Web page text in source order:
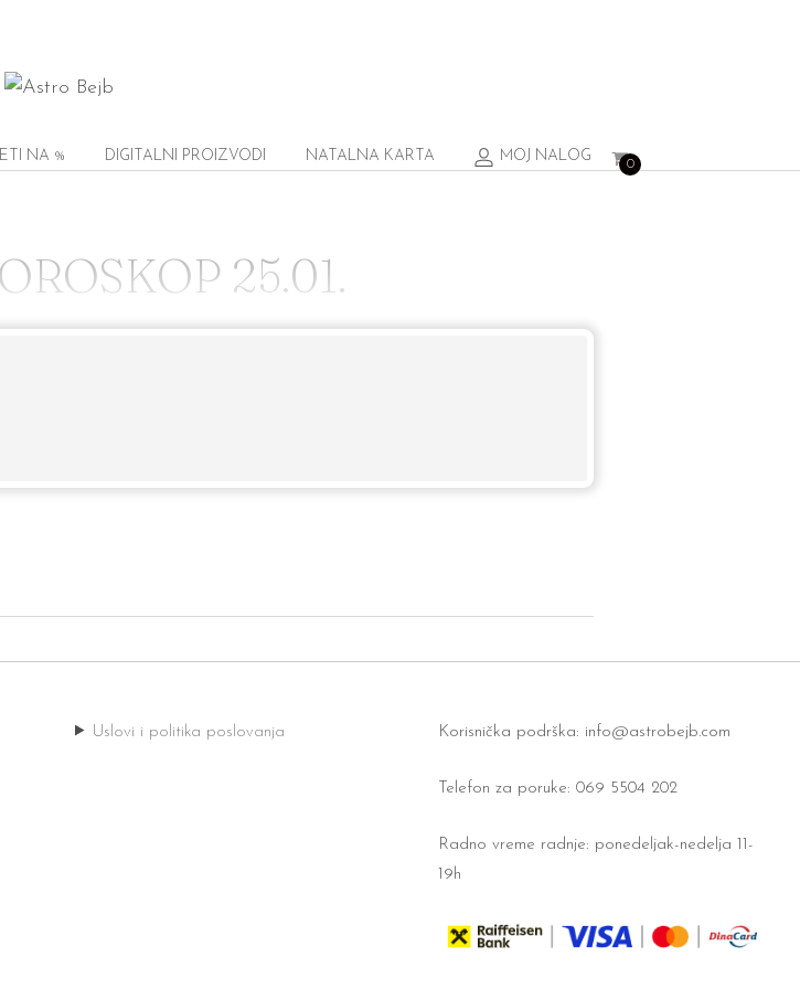
NA % DIGITALNI PROIZVODI NATALNA KARTA MOJ NALOG 0
25.01.
Uslovi i politika poslovanja Korisnička podrška: info@astrobejb.com
Telefon za poruke: 069 5504 202
Radno vreme radnje: ponedeljak-nedelja 11-
19h